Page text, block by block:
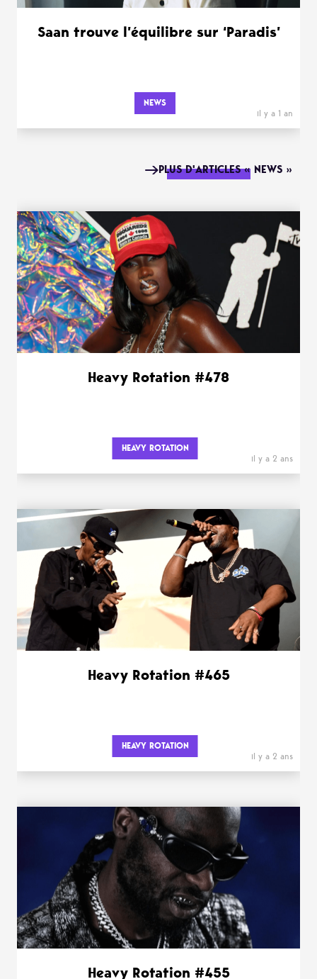
Saan trouve l’équilibre sur ‘Paradis’
NEWS
il y a 1 an
PLUS D'ARTICLES « NEWS »
Heavy Rotation #478
HEAVY ROTATION
il y a 2 ans
Heavy Rotation #465
HEAVY ROTATION
il y a 2 ans
Heavy Rotation #455